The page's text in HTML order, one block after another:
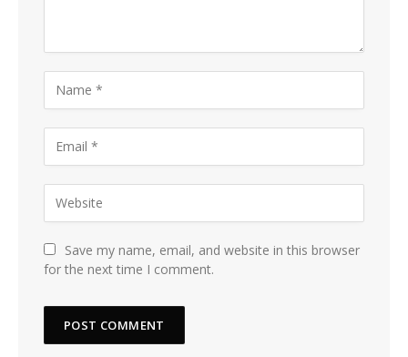
Save my name, email, and website in this browser
for the next time I comment.